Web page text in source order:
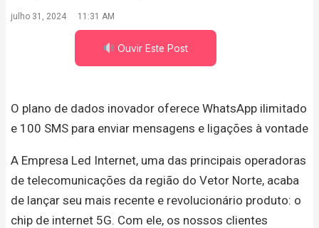
julho 31, 2024 11:31 AM
Ouvir Este Post
O plano de dados inovador oferece WhatsApp ilimitado
e 100 SMS para enviar mensagens e ligações à vontade
A Empresa Led Internet, uma das principais operadoras
de telecomunicações da região do Vetor Norte, acaba
de lançar seu mais recente e revolucionário produto: o
chip de internet 5G. Com ele, os nossos clientes